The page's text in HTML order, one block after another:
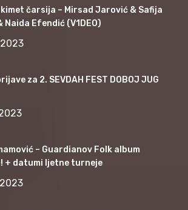
čarsija – Mirsad Jarović & Safija
Naida Efendić (V1DEO)
za 2. SEVDAH FEST DOBOJ JUG
– Guardianov Folk album
+ datumi ljetne turneje